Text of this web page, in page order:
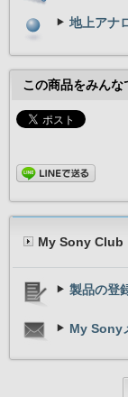
地上アナ
この商品をみんな
My Sony Club
製品の登
My Sony